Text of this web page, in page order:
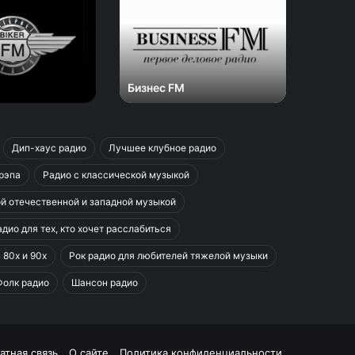
Бизнес FM
Дип-хаус радио Лучшее клубное радио
Радио с классической музыкой
отечественной и западной музыкой
для тех, кто хочет расслабиться
80х и 90х Рок радио для любителей тяжелой музыки
радио Шансон радио
связь О сайте Политика конфиденциальности